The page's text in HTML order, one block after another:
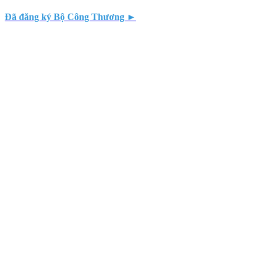
Đã đăng ký Bộ Công Thương ►